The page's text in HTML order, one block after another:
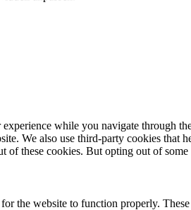
while you navigate through
We also use third-party cookies that
of these cookies. But opting out of
the website to function properly.